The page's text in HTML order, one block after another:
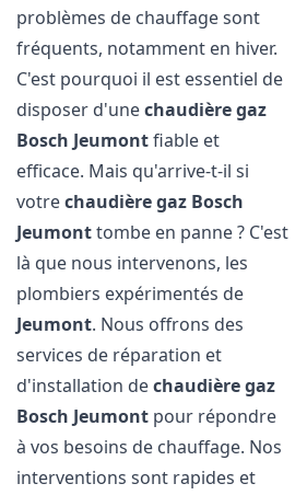
problèmes de chauffage sont
fréquents, notamment en hiver.
C'est pourquoi il est essentiel de
disposer d'unechaudière gaz
Bosch Jeumontfiable et
efficace. Mais qu'arrive-t-il si
votrechaudière gaz Bosch
Jeumonttombe en panne ? C'est
là que nous intervenons, les
plombiers expérimentés de
Jeumont. Nous offrons des
services de réparation et
d'installation dechaudière gaz
Bosch Jeumont pour répondre
à vos besoins de chauffage. Nos
interventions sont rapides et